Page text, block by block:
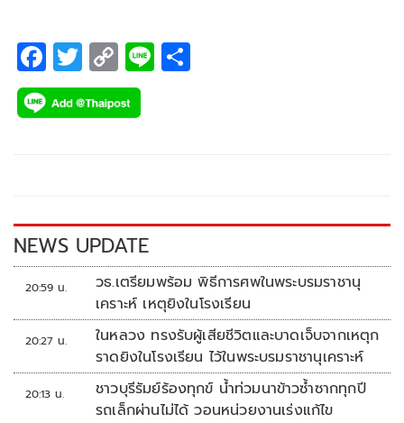
F
ac
e
k
T
wi
tt
C
o
p
k
Li
NEWS UPDATE
20:59 น.
วธ.เตรียมพร้อม พิธีการศพในพระบรมราชานุ
เคราะห์ เหตุยิงในโรงเรียน
20:27 น.
ในหลวง ทรงรับผู้เสียชีวิตและบาดเจ็บจากเหตุก
ราดยิงในโรงเรียน ไว้ในพระบรมราชานุเคราะห์
20:13 น.
ชาวบุรีรัมย์ร้องทุกข์ น้ำท่วมนาข้าวซ้ำซากทุกปี
รถเล็กผ่านไม่ได้ วอนหน่วยงานเร่งแก้ไข